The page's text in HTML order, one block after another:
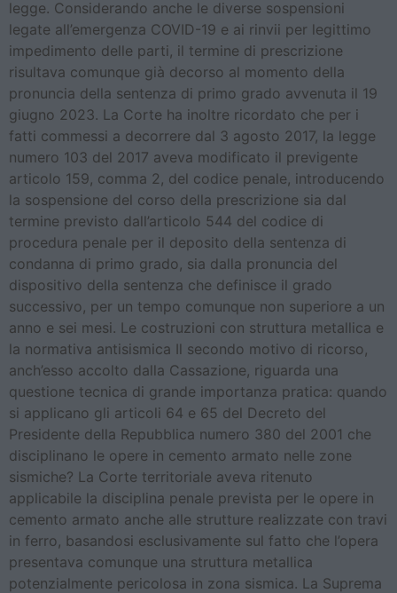
legge. Considerando anche le diverse sospensioni
legate all’emergenza COVID-19 e ai rinvii per legittimo
impedimento delle parti, il termine di prescrizione
risultava comunque già decorso al momento della
pronuncia della sentenza di primo grado avvenuta il 19
giugno 2023. La Corte ha inoltre ricordato che per i
fatti commessi a decorrere dal 3 agosto 2017, la legge
numero 103 del 2017 aveva modificato il previgente
articolo 159, comma 2, del codice penale, introducendo
la sospensione del corso della prescrizione sia dal
termine previsto dall’articolo 544 del codice di
procedura penale per il deposito della sentenza di
condanna di primo grado, sia dalla pronuncia del
dispositivo della sentenza che definisce il grado
successivo, per un tempo comunque non superiore a un
anno e sei mesi. Le costruzioni con struttura metallica e
la normativa antisismica Il secondo motivo di ricorso,
anch’esso accolto dalla Cassazione, riguarda una
questione tecnica di grande importanza pratica: quando
si applicano gli articoli 64 e 65 del Decreto del
Presidente della Repubblica numero 380 del 2001 che
disciplinano le opere in cemento armato nelle zone
sismiche? La Corte territoriale aveva ritenuto
applicabile la disciplina penale prevista per le opere in
cemento armato anche alle strutture realizzate con travi
in ferro, basandosi esclusivamente sul fatto che l’opera
presentava comunque una struttura metallica
potenzialmente pericolosa in zona sismica. La Suprema